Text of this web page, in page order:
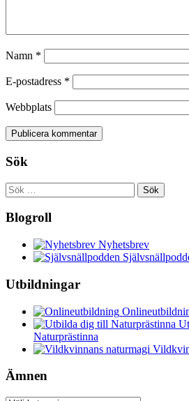
Namn *
E-postadress *
Webbplats
Sök
Sök
efter:
Blogroll
Nyhetsbrev
Utbildningar
Naturprästinna
Ämnen